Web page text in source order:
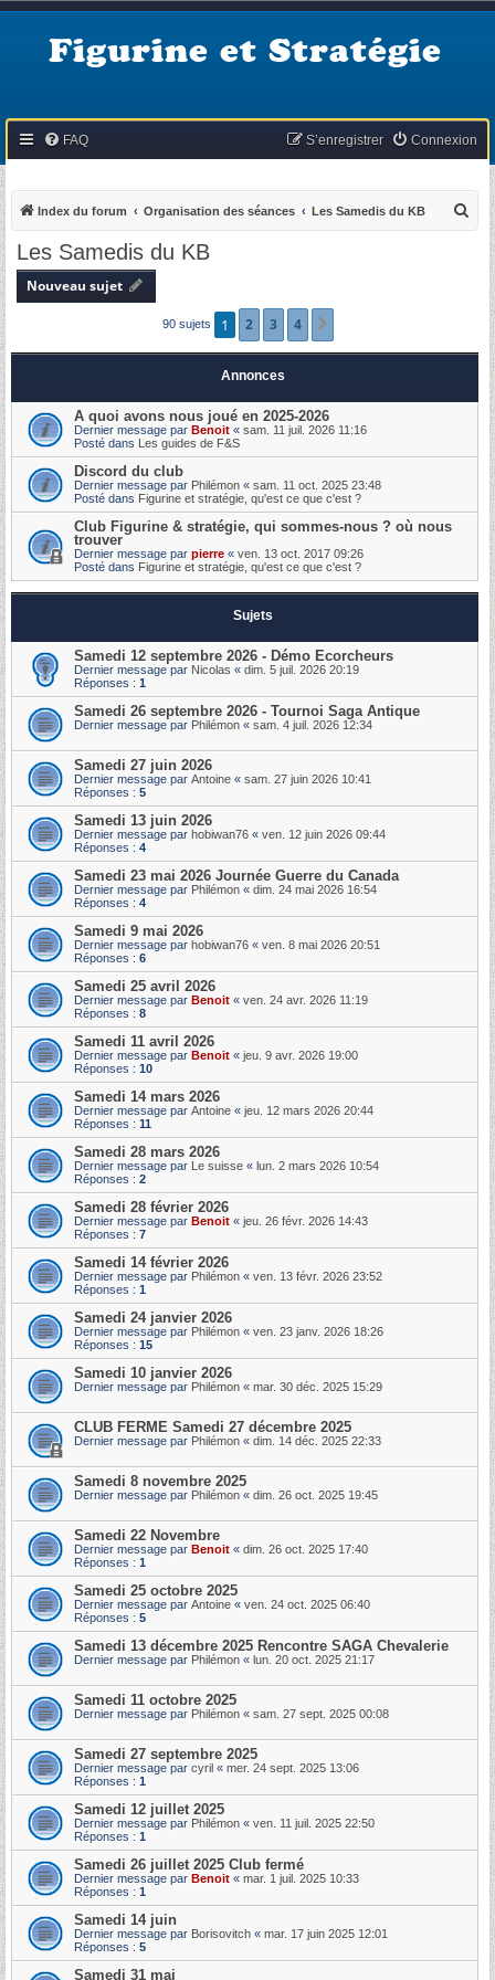
Figurine et Stratégie
FAQ Connexion
S’enregistrer
Index du forum Organisation des séances Les Samedis du KB
Les Samedis du KB
Nouveau sujet
90 sujets 1 2 3 4
Annonces
A quoi avons nous joué en 2025-2026
Dernier message par Benoit « sam. 11 juil. 2026 11:16
Posté dans Les guides de F&S
Discord du club
Dernier message par Philémon « sam. 11 oct. 2025 23:48
Posté dans Figurine et stratégie, qu'est ce que c'est ?
Club Figurine & stratégie, qui sommes-nous ? où nous
trouver
Dernier message par pierre « ven. 13 oct. 2017 09:26
Posté dans Figurine et stratégie, qu'est ce que c'est ?
Sujets
Samedi 12 septembre 2026 - Démo Ecorcheurs
Dernier message par Nicolas « dim. 5 juil. 2026 20:19
Réponses : 1
Samedi 26 septembre 2026 - Tournoi Saga Antique
Dernier message par Philémon « sam. 4 juil. 2026 12:34
Samedi 27 juin 2026
Dernier message par Antoine « sam. 27 juin 2026 10:41
Réponses : 5
Samedi 13 juin 2026
Dernier message par hobiwan76 « ven. 12 juin 2026 09:44
Réponses : 4
Samedi 23 mai 2026 Journée Guerre du Canada
Dernier message par Philémon « dim. 24 mai 2026 16:54
Réponses : 4
Samedi 9 mai 2026
Dernier message par hobiwan76 « ven. 8 mai 2026 20:51
Réponses : 6
Samedi 25 avril 2026
Dernier message par Benoit « ven. 24 avr. 2026 11:19
Réponses : 8
Samedi 11 avril 2026
Dernier message par Benoit « jeu. 9 avr. 2026 19:00
Réponses : 10
Samedi 14 mars 2026
Dernier message par Antoine « jeu. 12 mars 2026 20:44
Réponses : 11
Samedi 28 mars 2026
Dernier message par Le suisse « lun. 2 mars 2026 10:54
Réponses : 2
Samedi 28 février 2026
Dernier message par Benoit « jeu. 26 févr. 2026 14:43
Réponses : 7
Samedi 14 février 2026
Dernier message par Philémon « ven. 13 févr. 2026 23:52
Réponses : 1
Samedi 24 janvier 2026
Dernier message par Philémon « ven. 23 janv. 2026 18:26
Réponses : 15
Samedi 10 janvier 2026
Dernier message par Philémon « mar. 30 déc. 2025 15:29
CLUB FERME Samedi 27 décembre 2025
Dernier message par Philémon « dim. 14 déc. 2025 22:33
Samedi 8 novembre 2025
Dernier message par Philémon « dim. 26 oct. 2025 19:45
Samedi 22 Novembre
Dernier message par Benoit « dim. 26 oct. 2025 17:40
Réponses : 1
Samedi 25 octobre 2025
Dernier message par Antoine « ven. 24 oct. 2025 06:40
Réponses : 5
Samedi 13 décembre 2025 Rencontre SAGA Chevalerie
Dernier message par Philémon « lun. 20 oct. 2025 21:17
Samedi 11 octobre 2025
Dernier message par Philémon « sam. 27 sept. 2025 00:08
Samedi 27 septembre 2025
Dernier message par cyril « mer. 24 sept. 2025 13:06
Réponses : 1
Samedi 12 juillet 2025
Dernier message par Philémon « ven. 11 juil. 2025 22:50
Réponses : 1
Samedi 26 juillet 2025 Club fermé
Dernier message par Benoit « mar. 1 juil. 2025 10:33
Réponses : 1
Samedi 14 juin
Dernier message par Borisovitch « mar. 17 juin 2025 12:01
Réponses : 5
Samedi 31 mai